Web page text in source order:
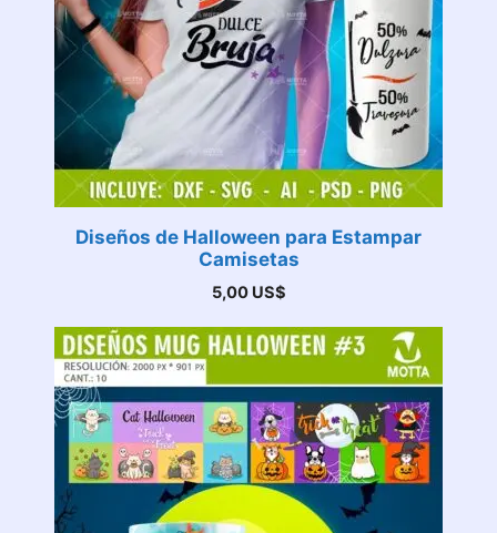
Diseños de Halloween para Estampar
Camisetas
5,00 US$